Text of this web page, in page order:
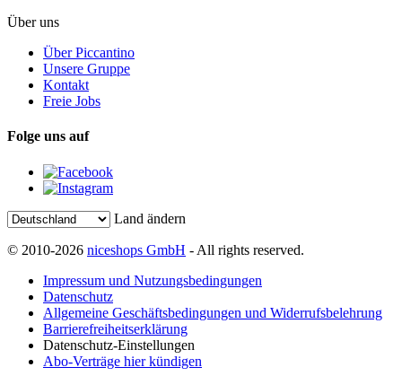
Über uns
Über Piccantino
Unsere Gruppe
Kontakt
Freie Jobs
Folge uns auf
Land ändern
© 2010-2026 niceshops GmbH - All rights reserved.
Impressum und Nutzungsbedingungen
Datenschutz
Allgemeine Geschäftsbedingungen und Widerrufsbelehrung
Barrierefreiheitserklärung
Datenschutz-Einstellungen
Abo-Verträge hier kündigen